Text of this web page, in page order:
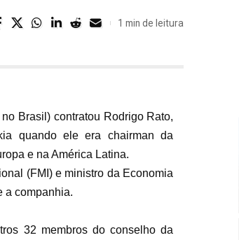
1 min de leitura
Brasil) contratou Rodrigo Rato,
quando ele era chairman da
e na América Latina.
(FMI) e ministro da Economia
a companhia.
32 membros do conselho da